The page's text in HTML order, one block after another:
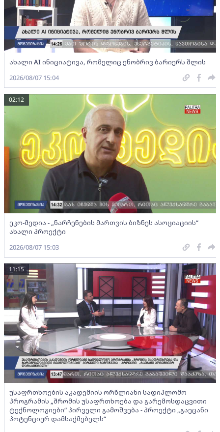
ახალი AI ინიციატივა, რომელიც ენობრივ ბარიერს შლის
2026/08/07 15:04
ეკო-მედია - „ნარჩენების მართვის ბიზნეს ასოციაციის”
ახალი პროექტი
02:12
2026/08/07 15:03
უსაფრთხოების აკადემიის ორწლიანი სადიპლომო
პროგრამის „შრომის უსაფრთხოება და გარემოსდაცვითი
ტექნოლოგიები“ პირველი გამოშვება - პროექტი „გაეცანი
პოტენციურ დამსაქმებელს“
11:15